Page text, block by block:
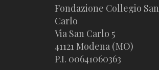
Fondazione Collegio San
Carlo
Via San Carlo 5
41121 Modena (MO)
P.I. 00641060363